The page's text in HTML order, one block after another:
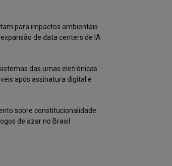
para impactos ambientais
expansão de data centers de IA
das urnas eletrônicas
após assinatura digital e
sobre constitucionalidade
de azar no Brasil